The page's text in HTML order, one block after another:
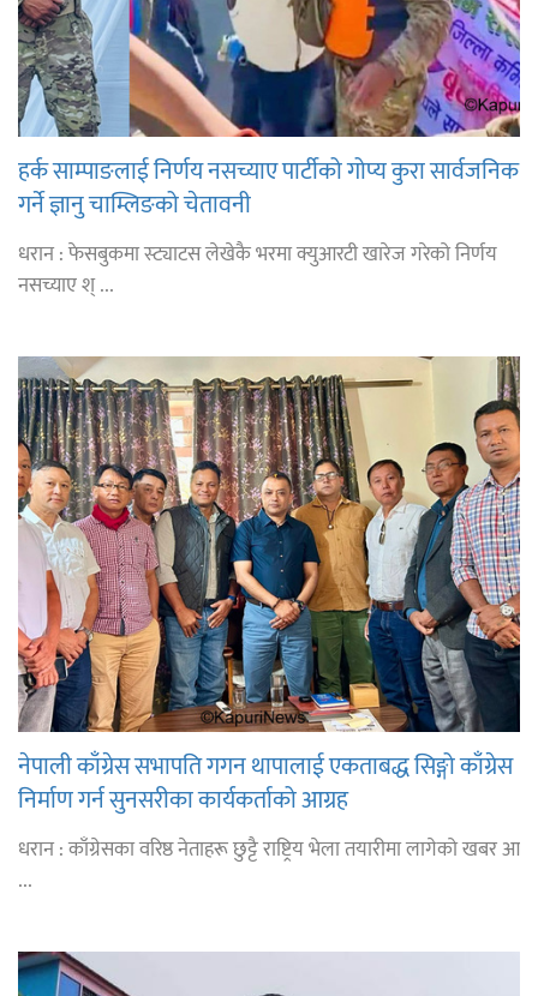
हर्क साम्पाङलाई निर्णय नसच्याए पार्टीको गोप्य कुरा सार्वजनिक
गर्ने ज्ञानु चाम्लिङको चेतावनी
धरान : फेसबुकमा स्ट्याटस लेखेकै भरमा क्युआरटी खारेज गरेको निर्णय
नसच्याए श् ...
नेपाली काँग्रेस सभापति गगन थापालाई एकताबद्ध सिङ्गो काँग्रेस
निर्माण गर्न सुनसरीका कार्यकर्ताको आग्रह
धरान : काँग्रेसका वरिष्ठ नेताहरू छुट्टै राष्ट्रिय भेला तयारीमा लागेको खबर आ
...